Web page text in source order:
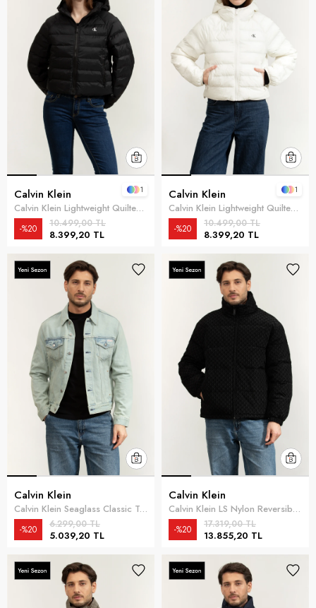
Calvin Klein
Calvin Klein Lightweight Quilted Jacket Packa Kadın Şişme Mont Siyah
8.399,20 TL
10.499,00 TL
%20
1 Calvin Klein
Calvin Klein Lightweight Quilted Jacket Packa Kadın Şişme Mont Beyaz
8.399,20 TL
10.499,00 TL
%20
1
Calvin Klein
Calvin Klein Seaglass Classic Trucker Erkek Kot Mont Mavi
5.039,20 TL
6.299,00 TL
%20
Calvin Klein
Calvin Klein LS Nylon Reversible Aop Down Puf Erkek Şişme Mont Siyah
13.855,20 TL
17.319,00 TL
%20